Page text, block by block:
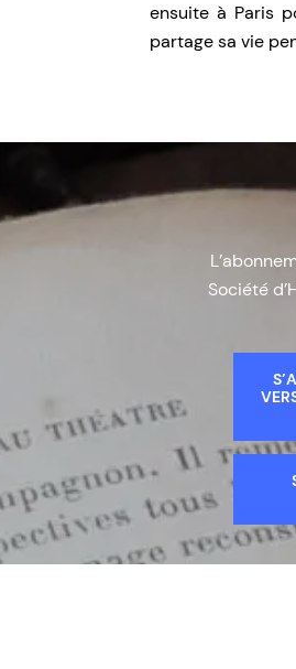
ensuite à Paris
partage sa vie
Société